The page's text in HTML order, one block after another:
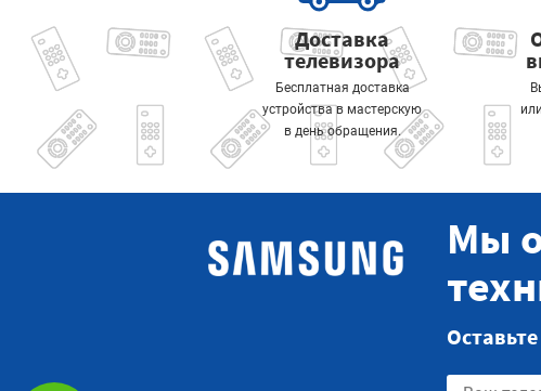
Доставка
телевизора
Бесплатная доставка
устройства в мастерскую
в день обращения.
Мы